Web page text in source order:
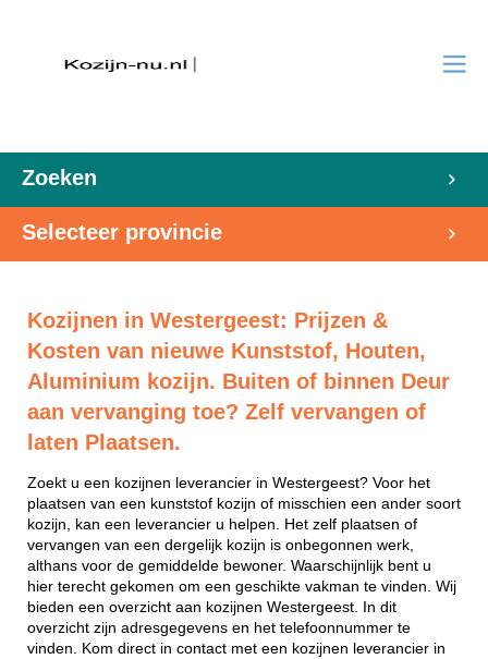
Zoeken
Selecteer provincie
Kozijnen in Westergeest: Prijzen &
Kosten van nieuwe Kunststof, Houten,
Aluminium kozijn. Buiten of binnen Deur
aan vervanging toe? Zelf vervangen of
laten Plaatsen.
Zoekt u een kozijnen leverancier in Westergeest? Voor het
plaatsen van een kunststof kozijn of misschien een ander soort
kozijn, kan een leverancier u helpen. Het zelf plaatsen of
vervangen van een dergelijk kozijn is onbegonnen werk,
althans voor de gemiddelde bewoner. Waarschijnlijk bent u
hier terecht gekomen om een geschikte vakman te vinden. Wij
bieden een overzicht aan kozijnen Westergeest. In dit
overzicht zijn adresgegevens en het telefoonnummer te
vinden. Kom direct in contact met een kozijnen leverancier in